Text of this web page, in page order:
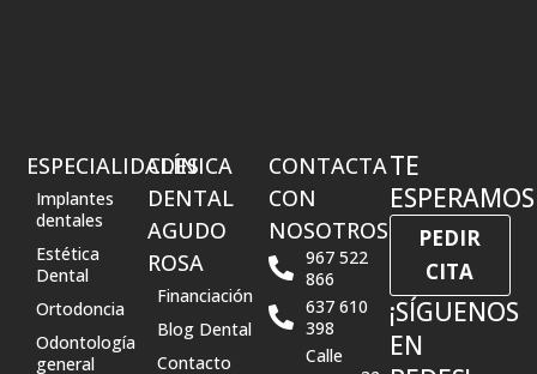
ESPECIALIDADES
Implantes
dentales
Estética
Dental
Ortodoncia
Odontología
general
CLÍNICA
DENTAL
AGUDO
ROSA
Financiación
Blog Dental
Contacto
CONTACTA
CON
NOSOTROS
967 522
866
637 610
398
Calle
TE
ESPERAMOS
PEDIR
CITA
¡SÍGUENOS
EN